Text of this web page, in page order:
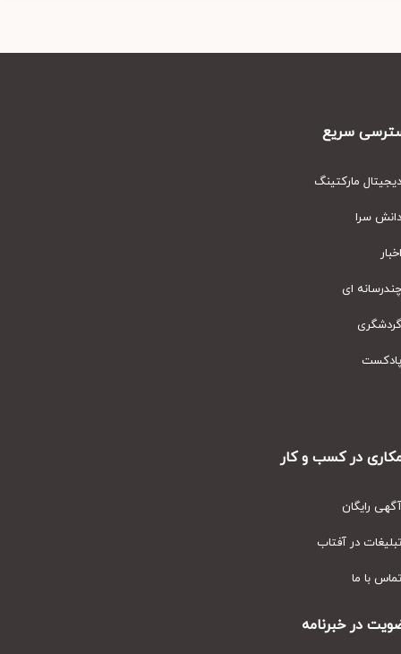
سریع
مارکتینگ
سرا
ای
در کسب و کار
رایگان
در آفتاب
با ما
در خبرنامه